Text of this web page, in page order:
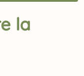
la